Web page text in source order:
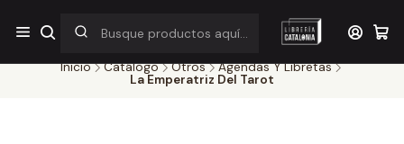
¡Por pocos días! Despacho a $1.000 en RM por compras sobre
$38.000
Inicio Catálogo Otros
Agendas Y Libretas
La Emperatriz Del Tarot